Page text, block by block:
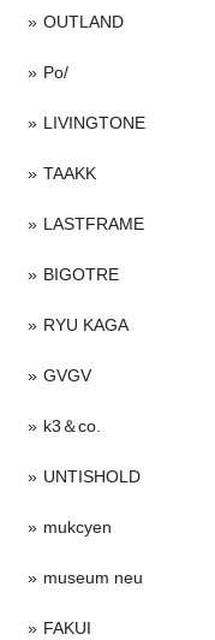
OUTLAND
Po/
LIVINGTONE
TAAKK
LASTFRAME
BIGOTRE
RYU KAGA
GVGV
k3＆co.
UNTISHOLD
mukcyen
museum neu
FAKUI